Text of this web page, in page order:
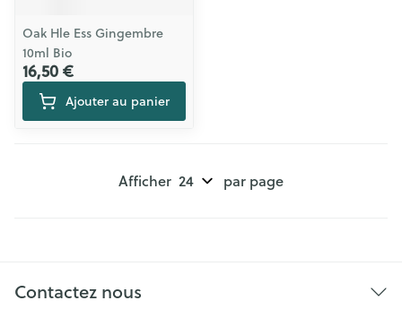
Oak Hle Ess Gingembre
10ml Bio
16,50 €
Ajouter au panier
Afficher par page
Contactez nous